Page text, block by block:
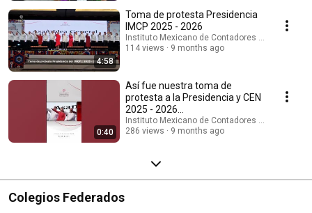
4:58
Toma de protesta Presidencia
IMCP 2025 - 2026
Instituto Mexicano de Contadores Públicos
114 views
9 months ago
0:40
Así fue nuestra toma de
protesta a la Presidencia y CEN
2025 - 2026
#aliadoestratégicodeméxico
Instituto Mexicano de Contadores Públicos
286 views
9 months ago
Colegios Federados